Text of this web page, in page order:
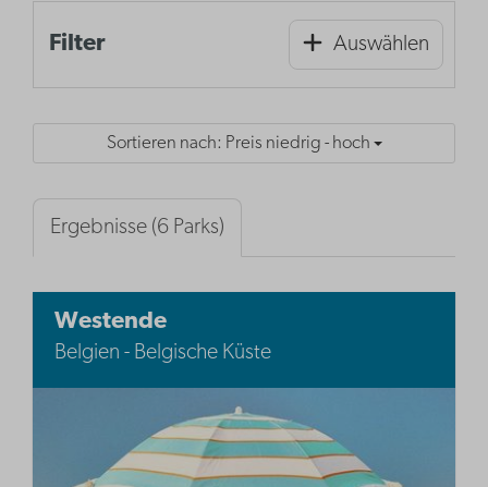
Filter Auswählen
Sortieren nach: Preis niedrig - hoch
Ergebnisse (6 Parks)
Westende
Belgien - Belgische Küste